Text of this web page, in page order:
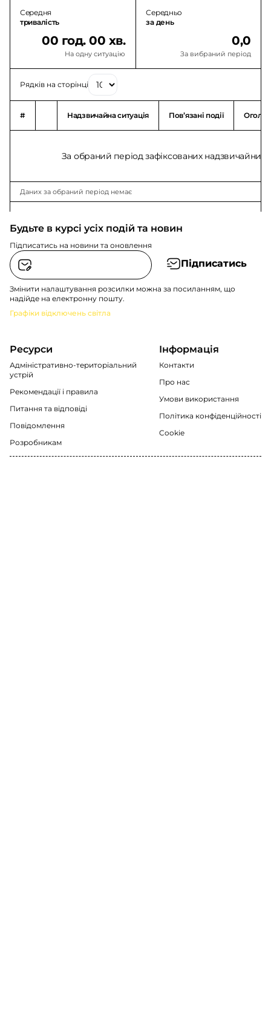
Середня
тривалість
00 год. 00 хв.
На одну ситуацію
Середньо
за день
0,0
За вибраний період
Рядків на сторінці
# Надзвичайна ситуація Повʼязані події
За обраний період зафіксованих надзвичайних
Даних за обраний період немає
Будьте в курсі усіх подій та новин
Підписатись на новини та оновлення
Підписатись
Змінити налаштування розсилки можна за посиланням, що
надійде на електронну пошту.
Графіки відключень світла
Ресурси
Адміністративно-територіальний
устрій
Рекомендації i правила
Питання та відповіді
Повідомлення
Розробникам
Інформація
Контакти
Про нас
Умови використання
Політика конфіденційності
Cookie